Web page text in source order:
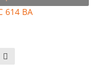
614 BA